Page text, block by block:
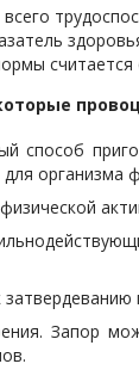
способ
организма
Запор